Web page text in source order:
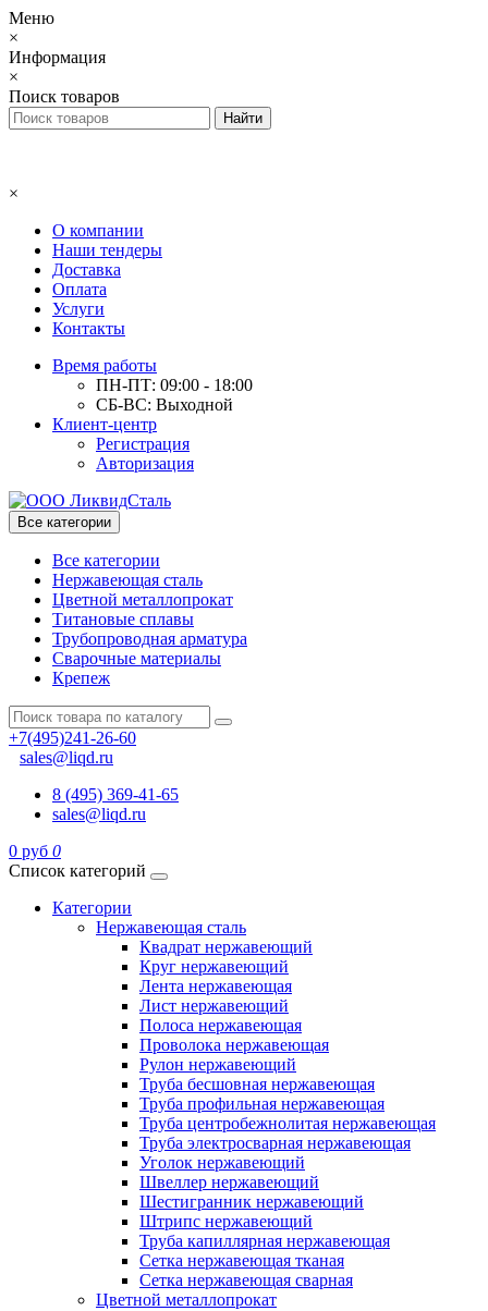
Меню
×
Информация
×
Поиск товаров
×
О компании
Наши тендеры
Доставка
Оплата
Услуги
Контакты
Время работы
ПН-ПТ: 09:00 - 18:00
СБ-ВС: Выходной
Клиент-центр
Регистрация
Авторизация
Все категории
Все категории
Нержавеющая сталь
Цветной металлопрокат
Титановые сплавы
Трубопроводная арматура
Сварочные материалы
Крепеж
+7(495)241-26-60
sales@liqd.ru
8 (495) 369-41-65
sales@liqd.ru
0 руб 0
Список категорий
Категории
Нержавеющая сталь
Квадрат нержавеющий
Круг нержавеющий
Лента нержавеющая
Лист нержавеющий
Полоса нержавеющая
Проволока нержавеющая
Рулон нержавеющий
Труба бесшовная нержавеющая
Труба профильная нержавеющая
Труба центробежнолитая нержавеющая
Труба электросварная нержавеющая
Уголок нержавеющий
Швеллер нержавеющий
Шестигранник нержавеющий
Штрипс нержавеющий
Труба капиллярная нержавеющая
Сетка нержавеющая тканая
Сетка нержавеющая сварная
Цветной металлопрокат